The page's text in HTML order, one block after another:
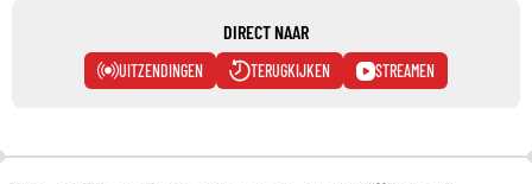
DIRECT NAAR
UITZENDINGEN TERUGKIJKEN STREAMEN